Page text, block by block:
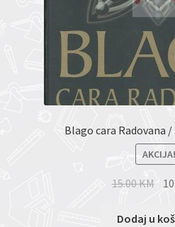
Blago cara Radovana
AKCIJA!
15.00KM
Dodaj u